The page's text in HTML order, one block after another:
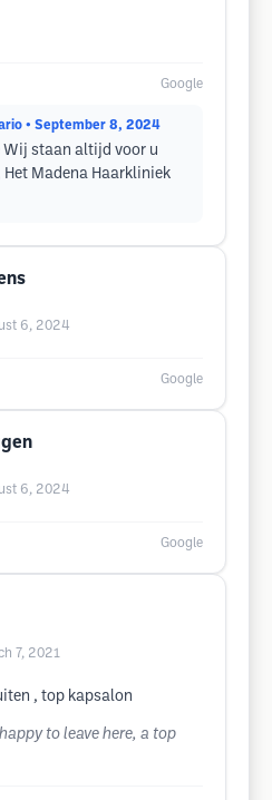
Google
• September 8, 2024
Wij staan altijd voor u
Het Madena Haarkliniek
6, 2024
Google
6, 2024
Google
7, 2021
, top kapsalon
to leave here, a top